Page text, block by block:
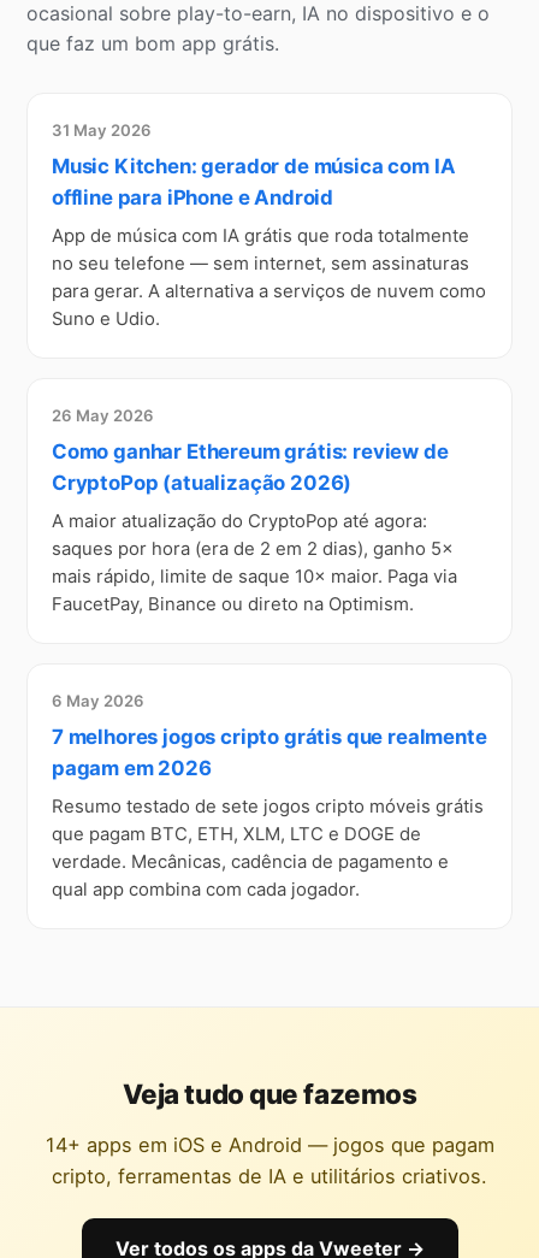
ocasional sobre play-to-earn, IA no dispositivo e o
que faz um bom app grátis.
31 May 2026
Music Kitchen: gerador de música com IA
offline para iPhone e Android
App de música com IA grátis que roda totalmente
no seu telefone — sem internet, sem assinaturas
para gerar. A alternativa a serviços de nuvem como
Suno e Udio.
26 May 2026
Como ganhar Ethereum grátis: review de
CryptoPop (atualização 2026)
A maior atualização do CryptoPop até agora:
saques por hora (era de 2 em 2 dias), ganho 5×
mais rápido, limite de saque 10× maior. Paga via
FaucetPay, Binance ou direto na Optimism.
6 May 2026
7 melhores jogos cripto grátis que realmente
pagam em 2026
Resumo testado de sete jogos cripto móveis grátis
que pagam BTC, ETH, XLM, LTC e DOGE de
verdade. Mecânicas, cadência de pagamento e
qual app combina com cada jogador.
Veja tudo que fazemos
14+ apps em iOS e Android — jogos que pagam
cripto, ferramentas de IA e utilitários criativos.
Ver todos os apps da Vweeter →